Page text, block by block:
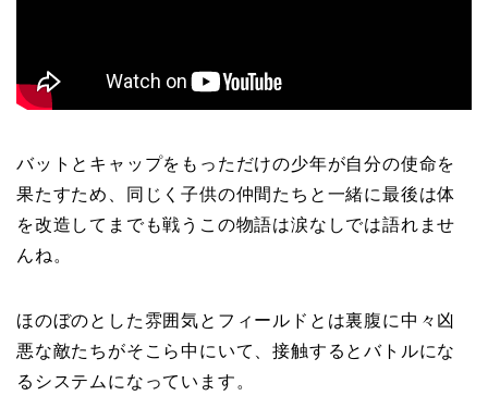
バットとキャップをもっただけの少年が自分の使命を
果たすため、同じく子供の仲間たちと一緒に最後は体
を改造してまでも戦うこの物語は涙なしでは語れませ
んね。
ほのぼのとした雰囲気とフィールドとは裏腹に中々凶
悪な敵たちがそこら中にいて、接触するとバトルにな
るシステムになっています。